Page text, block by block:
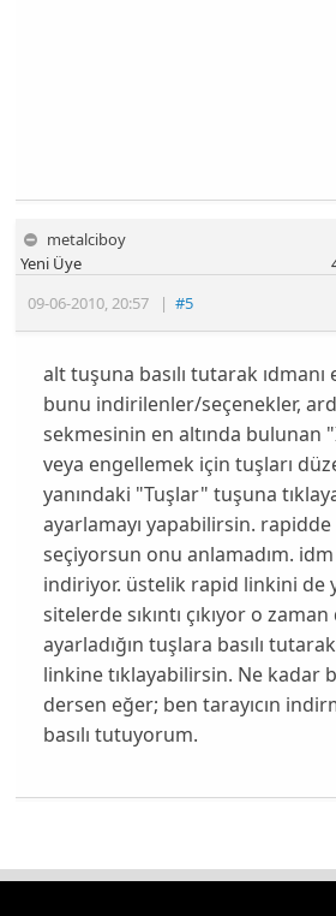
metalciboy
09-06-2010,20:57 |#5
Yeni Üye
alt tuşuna basılı tutarak
bunu indirilenler/seçenekler,
sekmesinin en altında bulunan
veya engellemek için tuşları
yanındaki "Tuşlar" tuşuna
ayarlamayı yapabilirsin. rapidde
seçiyorsun onu anlamadım. idm
indiriyor. üstelik rapid linkini de
sitelerde sıkıntı çıkıyor o
ayarladığın tuşlara basılı
linkine tıklayabilirsin. Ne kadar
dersen eğer; ben tarayıcın
basılı tutuyorum.